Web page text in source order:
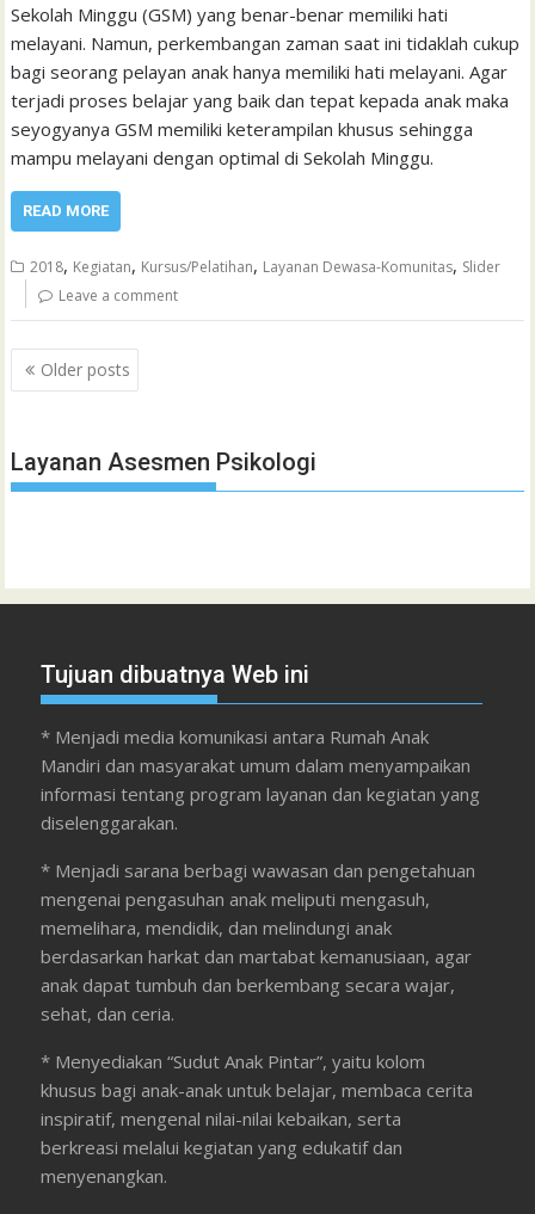
Sekolah Minggu (GSM) yang benar-benar memiliki hati
melayani. Namun, perkembangan zaman saat ini tidaklah cukup
bagi seorang pelayan anak hanya memiliki hati melayani. Agar
terjadi proses belajar yang baik dan tepat kepada anak maka
seyogyanya GSM memiliki keterampilan khusus sehingga
mampu melayani dengan optimal di Sekolah Minggu.
READ MORE
2018, Kegiatan, Kursus/Pelatihan, Layanan Dewasa-Komunitas, Slider
Leave a comment
Posts
navigation
Older posts
Layanan Asesmen Psikologi
Tujuan dibuatnya Web ini
* Menjadi media komunikasi antara Rumah Anak
Mandiri dan masyarakat umum dalam menyampaikan
informasi tentang program layanan dan kegiatan yang
diselenggarakan.
* Menjadi sarana berbagi wawasan dan pengetahuan
mengenai pengasuhan anak meliputi mengasuh,
memelihara, mendidik, dan melindungi anak
berdasarkan harkat dan martabat kemanusiaan, agar
anak dapat tumbuh dan berkembang secara wajar,
sehat, dan ceria.
* Menyediakan “Sudut Anak Pintar”, yaitu kolom
khusus bagi anak-anak untuk belajar, membaca cerita
inspiratif, mengenal nilai-nilai kebaikan, serta
berkreasi melalui kegiatan yang edukatif dan
menyenangkan.